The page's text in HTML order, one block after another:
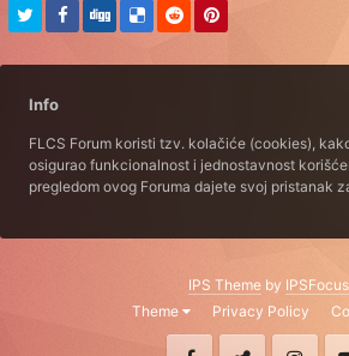
Info
FLCS Forum koristi tzv. kolačiće (cookies),
osigurao funkcionalnost i jednostavnost
pregledom ovog Foruma dajete svoj pristanak
IPS Theme by IPSFocus
Theme
Privacy Policy